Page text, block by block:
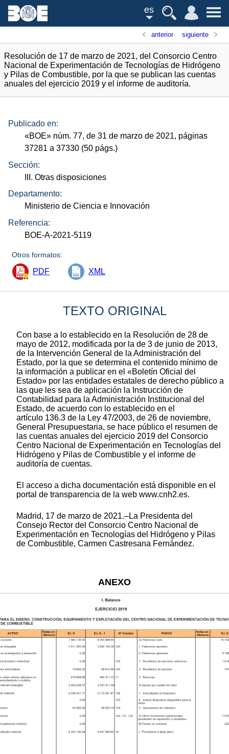
es
anterior siguiente
Resolución de 17 de marzo de 2021, del Consorcio Centro
Nacional de Experimentación de Tecnologías de Hidrógeno
y Pilas de Combustible, por la que se publican las cuentas
anuales del ejercicio 2019 y el informe de auditoría.
Publicado en:
«BOE» núm. 77, de 31 de marzo de 2021, páginas
37281 a 37330 (50 págs.)
Sección:
III. Otras disposiciones
Departamento:
Ministerio de Ciencia e Innovación
Referencia:
BOE-A-2021-5119
Otros formatos:
PDF XML
TEXTO ORIGINAL
Con base a lo establecido en la Resolución de 28 de
mayo de 2012, modificada por la de 3 de junio de 2013,
de la Intervención General de la Administración del
Estado, por la que se determina el contenido mínimo de
la información a publicar en el «Boletín Oficial del
Estado» por las entidades estatales de derecho público a
las que les sea de aplicación la Instrucción de
Contabilidad para la Administración Institucional del
Estado, de acuerdo con lo establecido en el
artículo 136.3 de la Ley 47/2003, de 26 de noviembre,
General Presupuestaria, se hace público el resumen de
las cuentas anuales del ejercicio 2019 del Consorcio
Centro Nacional de Experimentación en Tecnologías del
Hidrógeno y Pilas de Combustible y el informe de
auditoría de cuentas.
El acceso a dicha documentación está disponible en el
portal de transparencia de la web www.cnh2.es.
Madrid, 17 de marzo de 2021.–La Presidenta del
Consejo Rector del Consorcio Centro Nacional de
Experimentación en Tecnologías del Hidrógeno y Pilas
de Combustible, Carmen Castresana Fernández.
ANEXO